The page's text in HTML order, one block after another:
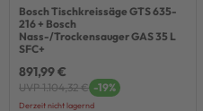
Bosch Tischkreissäge GTS 635-
216 + Bosch
Nass-/Trockensauger GAS 35 L
SFC+
891,99 €
UVP 1.104,32 € -19%
Derzeit nicht lagernd